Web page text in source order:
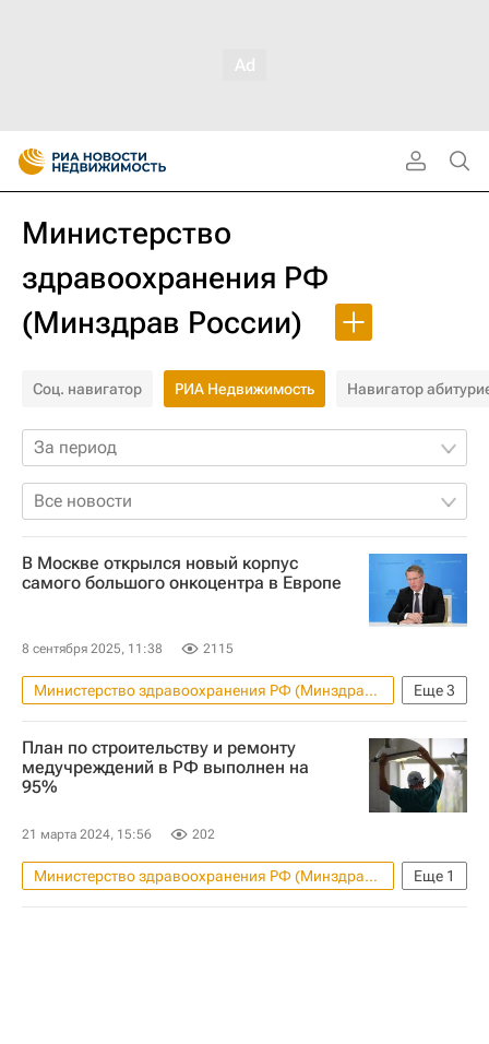
Министерство
здравоохранения РФ
(Минздрав России)
Соц. навигатор РИА Недвижимость Навигатор
За период
Все новости
В Москве открылся новый корпус
самого большого онкоцентра в Европе
8 сентября 2025, 11:38 2115
Еще3
Министерство здравоохранения РФ (Минздрав России)
Михаил Мурашко
Больницы
Москва
План по строительству и ремонту
медучреждений в РФ выполнен на
95%
21 марта 2024, 15:56 202
Еще 1
Министерство здравоохранения РФ (Минздрав России)
Больницы